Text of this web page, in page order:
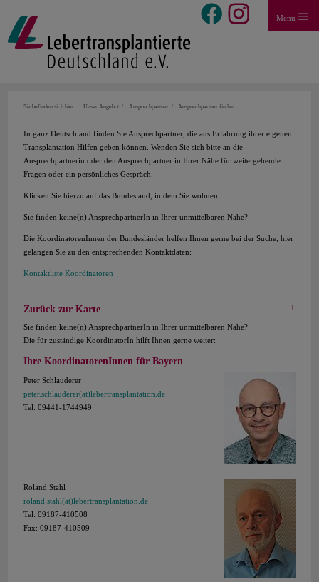
Menü
Sie befinden sich hier: Unser Angebot Ansprechpartner Ansprechpartner finden
In ganz Deutschland finden Sie Ansprechpartner, die aus Erfahrung ihrer eigenen
Transplantation Hilfen geben können. Wenden Sie sich bitte an die
Ansprechpartnerin oder den Ansprechpartner in Ihrer Nähe für weitergehende
Fragen oder ein persönliches Gespräch.
Klicken Sie hierzu auf das Bundesland, in dem Sie wohnen:
Sie finden keine(n) AnsprechpartnerIn in Ihrer unmittelbaren Nähe?
Die KoordinatorenInnen der Bundesländer helfen Ihnen gerne bei der Suche; hier
gelangen Sie zu den entsprechenden Kontaktdaten:
Kontaktliste Koordinatoren
Zurück zur Karte
Sie finden keine(n) AnsprechpartnerIn in Ihrer unmittelbaren Nähe?
Die für zuständige KoordinatorIn hilft Ihnen gerne weiter:
Ihre KoordinatorenInnen für Bayern
Peter Schlauderer
peter.schlauderer(at)lebertransplantation.de
Tel: 09441-1744949
Roland Stahl
roland.stahl(at)lebertransplantation.de
Tel: 09187-410508
Fax: 09187-410509